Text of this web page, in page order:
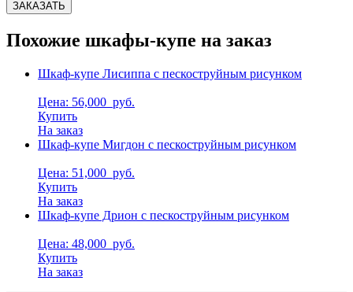
Похожие шкафы-купе на заказ
Шкаф-купе Лисиппа с пескоструйным рисунком
Цена: 56,000 руб.
Купить
На заказ
Шкаф-купе Мигдон с пескоструйным рисунком
Цена: 51,000 руб.
Купить
На заказ
Шкаф-купе Дрион с пескоструйным рисунком
Цена: 48,000 руб.
Купить
На заказ